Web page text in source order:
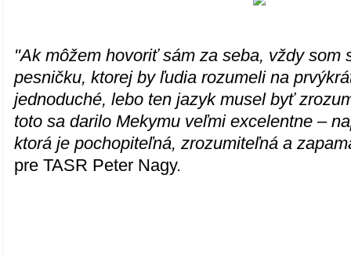
"Ak môžem hovoriť sám za seba, vždy som
pesničku, ktorej by ľudia rozumeli na
jednoduché, lebo ten jazyk musel byť
toto sa darilo Mekymu veľmi excelentne –
ktorá je pochopiteľná, zrozumiteľná a
pre TASR Peter Nagy.